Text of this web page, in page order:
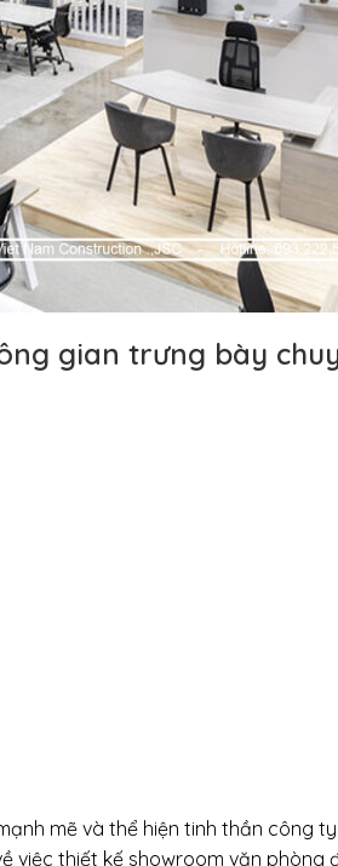
gian trưng bày
mẽ và thể hiện tinh thần công
việc thiết kế showroom văn phòng